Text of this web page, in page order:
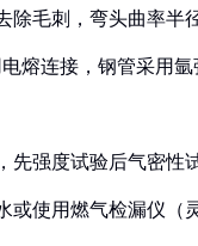
除毛刺，弯头曲率半
熔连接，钢管采用氩
先强度试验后气密性
使用燃气检漏仪（